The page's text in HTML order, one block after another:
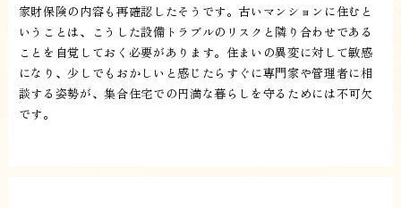
家財保険の内容も再確認したそうです。古いマンションに住むと
いうことは、こうした設備トラブルのリスクと隣り合わせである
ことを自覚しておく必要があります。住まいの異変に対して敏感
になり、少しでもおかしいと感じたらすぐに専門家や管理者に相
談する姿勢が、集合住宅での円満な暮らしを守るためには不可欠
です。